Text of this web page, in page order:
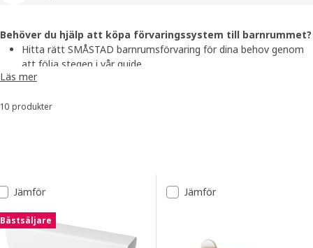
Behöver du hjälp att köpa förvaringssystem till barnrummet?
Hitta rätt SMÅSTAD barnrumsförvaring för dina behov genom
att följa stegen i vår guide
eninredningsdesigner
Läs mer
Sortera och filtrera
10 produkter
Lista över resultat
Jämför
Bästsäljare
Jämför